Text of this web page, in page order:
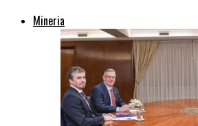
Mineria